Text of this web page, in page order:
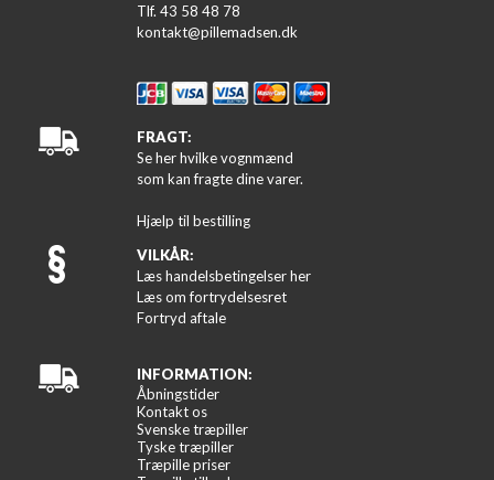
Tlf. 43 58 48 78
kontakt@pillemadsen.dk
FRAGT:
Se her hvilke vognmænd
som kan fragte dine varer.
Hjælp til bestilling
VILKÅR:
Læs handelsbetingelser her
Læs om fortrydelsesret
Fortryd aftale
INFORMATION:
Åbningstider
Kontakt os
Svenske træpiller
Tyske træpiller
Træpille priser